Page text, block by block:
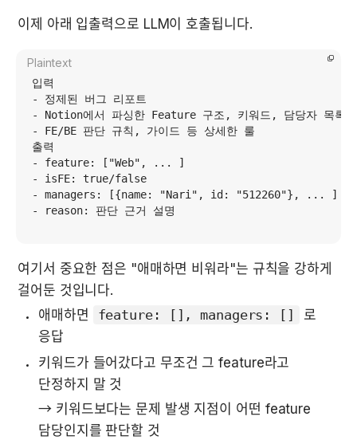
이제 아래 입출력으로 LLM이 호출됩니다.
Plaintext
입력
- 정제된 버그 리포트
- Notion에서 파싱한 Feature 구조, 키워드, 담당자 목록
- FE/BE 판단 규칙, 가이드 등 상세한 룰
출력
- feature: ["Web", ... ]
- isFE: true/false
- managers: [{name: "Nari", id: "512260"}, ... ]
- reason: 판단 근거 설명
여기서 중요한 점은 "애매하면 비워라"는 규칙을 강하게
걸어둔 것입니다.
애매하면
feature: [], managers: []
로
응답
키워드가 들어갔다고 무조건 그 feature라고
단정하지 말 것
→ 키워드보다는 문제 발생 지점이 어떤 feature
담당인지를 판단할 것